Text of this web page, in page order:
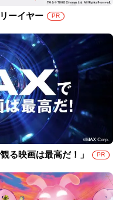
ーイヤー PR
る映画は最高だ！」 PR